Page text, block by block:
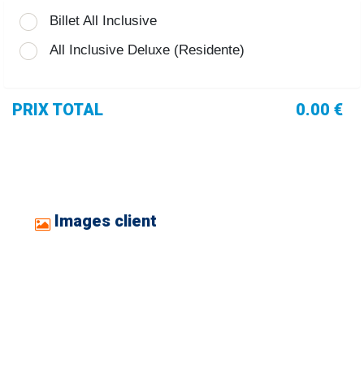
Billet All Inclusive
All Inclusive Deluxe (Residente)
PRIX TOTAL 0.00 €
Images client